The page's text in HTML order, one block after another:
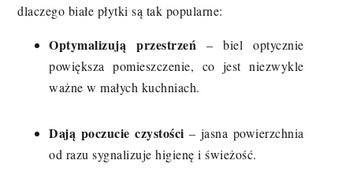
dlaczego białe płytki są tak popularne:
Optymalizują przestrzeń – biel optycznie
powiększa pomieszczenie, co jest niezwykle
ważne w małych kuchniach.
Dają poczucie czystości – jasna powierzchnia
od razu sygnalizuje higienę i świeżość.